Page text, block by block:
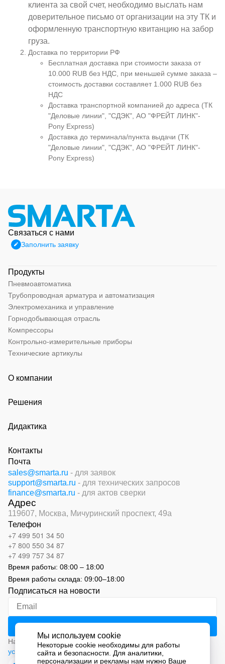
клиента за свой счет, необходимо выслать нам
доверительное письмо от организации на эту ТК и
оформленную транспортную квитанцию на забор
груза.
Доставка по территории РФ
Бесплатная доставка при стоимости заказа от
10.000 RUB без НДС, при меньшей сумме заказа –
стоимость доставки составляет 1.000 RUB без
НДС
Доставка транспортной компанией до адреса (ТК
"Деловые линии", "СДЭК", АО "ФРЕЙТ ЛИНК"-
Pony Express)
Доставка до терминала/пункта выдачи (ТК
"Деловые линии", "СДЭК", АО "ФРЕЙТ ЛИНК"-
Pony Express)
Связаться с нами
Заполнить заявку
Продукты
Пневмоавтоматика
Трубопроводная арматура и автоматизация
Электромеханика и управление
Горнодобывающая отрасль
Компрессоры
Контрольно-измерительные приборы
Технические артикулы
О компании
Решения
Дидактика
Контакты
Почта
sales@smarta.ru - для заявок
support@smarta.ru - для технических запросов
finance@smarta.ru - для актов сверки
Адрес
119607, Москва, Мичуринский проспект, 49а
Телефон
+7 499 501 34 50
+7 800 550 34 87
+7 499 757 34 87
Время работы: 08:00 – 18:00
Время работы склада: 09:00–18:00
Подписаться на новости
Нажимая на кнопку «Подписаться», вы соглашаетесь с
условиями обработки персональных данных
Мы используем cookie
Некоторые cookie необходимы для работы
сайта и безопасности. Для аналитики,
персонализации и рекламы нам нужно Ваше